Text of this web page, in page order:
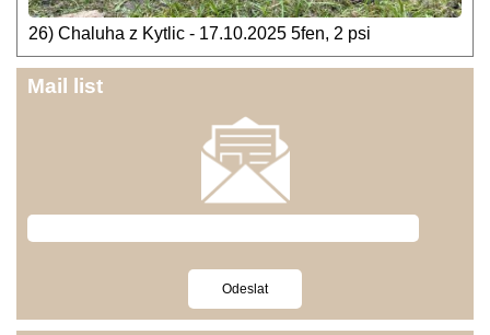
26) Chaluha z Kytlic - 17.10.2025 5fen, 2 psi
Mail list